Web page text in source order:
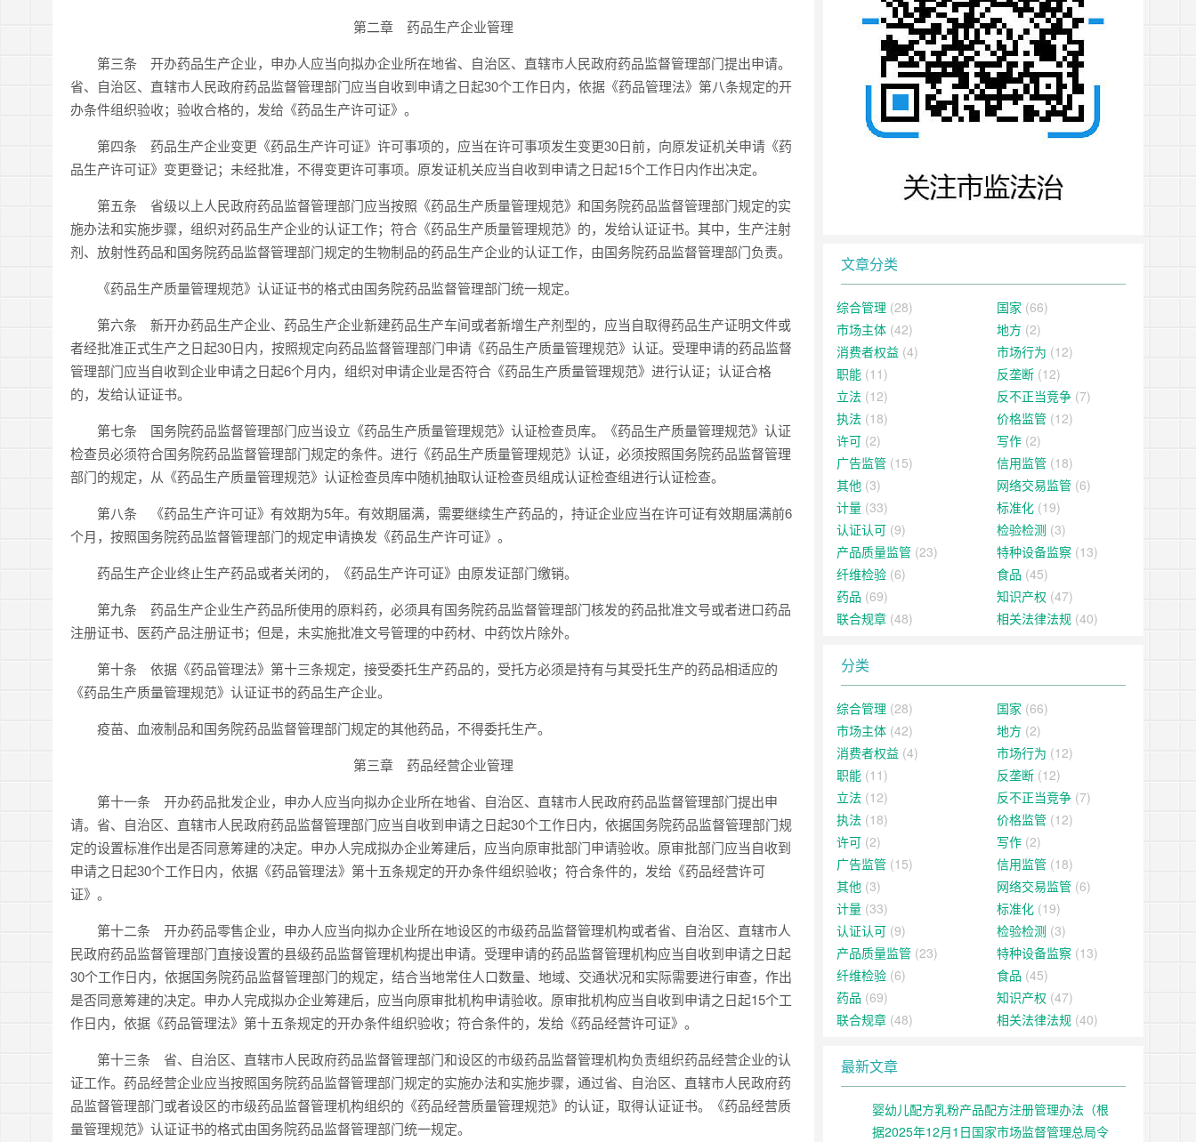
第二章 药品生产企业管理
第三条 开办药品生产企业，申办人应当向拟办企业所在地省、自治区、直辖市人民政府药品监督管理部门提出申请。
省、自治区、直辖市人民政府药品监督管理部门应当自收到申请之日起30个工作日内，依据《药品管理法》第八条规定的开
办条件组织验收；验收合格的，发给《药品生产许可证》。
第四条 药品生产企业变更《药品生产许可证》许可事项的，应当在许可事项发生变更30日前，向原发证机关申请《药
品生产许可证》变更登记；未经批准，不得变更许可事项。原发证机关应当自收到申请之日起15个工作日内作出决定。
第五条 省级以上人民政府药品监督管理部门应当按照《药品生产质量管理规范》和国务院药品监督管理部门规定的实
施办法和实施步骤，组织对药品生产企业的认证工作；符合《药品生产质量管理规范》的，发给认证证书。其中，生产注射
剂、放射性药品和国务院药品监督管理部门规定的生物制品的药品生产企业的认证工作，由国务院药品监督管理部门负责。
《药品生产质量管理规范》认证证书的格式由国务院药品监督管理部门统一规定。
第六条 新开办药品生产企业、药品生产企业新建药品生产车间或者新增生产剂型的，应当自取得药品生产证明文件或
者经批准正式生产之日起30日内，按照规定向药品监督管理部门申请《药品生产质量管理规范》认证。受理申请的药品监督
管理部门应当自收到企业申请之日起6个月内，组织对申请企业是否符合《药品生产质量管理规范》进行认证；认证合格
的，发给认证证书。
第七条 国务院药品监督管理部门应当设立《药品生产质量管理规范》认证检查员库。《药品生产质量管理规范》认证
检查员必须符合国务院药品监督管理部门规定的条件。进行《药品生产质量管理规范》认证，必须按照国务院药品监督管理
部门的规定，从《药品生产质量管理规范》认证检查员库中随机抽取认证检查员组成认证检查组进行认证检查。
第八条 《药品生产许可证》有效期为5年。有效期届满，需要继续生产药品的，持证企业应当在许可证有效期届满前6
个月，按照国务院药品监督管理部门的规定申请换发《药品生产许可证》。
药品生产企业终止生产药品或者关闭的，《药品生产许可证》由原发证部门缴销。
第九条 药品生产企业生产药品所使用的原料药，必须具有国务院药品监督管理部门核发的药品批准文号或者进口药品
注册证书、医药产品注册证书；但是，未实施批准文号管理的中药材、中药饮片除外。
第十条 依据《药品管理法》第十三条规定，接受委托生产药品的，受托方必须是持有与其受托生产的药品相适应的
《药品生产质量管理规范》认证证书的药品生产企业。
疫苗、血液制品和国务院药品监督管理部门规定的其他药品，不得委托生产。
第三章 药品经营企业管理
第十一条 开办药品批发企业，申办人应当向拟办企业所在地省、自治区、直辖市人民政府药品监督管理部门提出申
请。省、自治区、直辖市人民政府药品监督管理部门应当自收到申请之日起30个工作日内，依据国务院药品监督管理部门规
定的设置标准作出是否同意筹建的决定。申办人完成拟办企业筹建后，应当向原审批部门申请验收。原审批部门应当自收到
申请之日起30个工作日内，依据《药品管理法》第十五条规定的开办条件组织验收；符合条件的，发给《药品经营许可
证》。
第十二条 开办药品零售企业，申办人应当向拟办企业所在地设区的市级药品监督管理机构或者省、自治区、直辖市人
民政府药品监督管理部门直接设置的县级药品监督管理机构提出申请。受理申请的药品监督管理机构应当自收到申请之日起
30个工作日内，依据国务院药品监督管理部门的规定，结合当地常住人口数量、地域、交通状况和实际需要进行审查，作出
是否同意筹建的决定。申办人完成拟办企业筹建后，应当向原审批机构申请验收。原审批机构应当自收到申请之日起15个工
作日内，依据《药品管理法》第十五条规定的开办条件组织验收；符合条件的，发给《药品经营许可证》。
第十三条 省、自治区、直辖市人民政府药品监督管理部门和设区的市级药品监督管理机构负责组织药品经营企业的认
证工作。药品经营企业应当按照国务院药品监督管理部门规定的实施办法和实施步骤，通过省、自治区、直辖市人民政府药
品监督管理部门或者设区的市级药品监督管理机构组织的《药品经营质量管理规范》的认证，取得认证证书。《药品经营质
量管理规范》认证证书的格式由国务院药品监督管理部门统一规定。
文章分类
综合管理 (28) 国家 (66)
市场主体 (42) 地方 (2)
消费者权益 (4) 市场行为 (12)
职能 (11) 反垄断 (12)
立法 (12) 反不正当竞争 (7)
执法 (18) 价格监管 (12)
许可 (2) 写作 (2)
广告监管 (15) 信用监管 (18)
其他 (3) 网络交易监管 (6)
计量 (33) 标准化 (19)
认证认可 (9) 检验检测 (3)
产品质量监管 (23) 特种设备监察 (13)
纤维检验 (6) 食品 (45)
药品 (69) 知识产权 (47)
联合规章 (48) 相关法律法规 (40)
分类
综合管理 (28) 国家 (66)
市场主体 (42) 地方 (2)
消费者权益 (4) 市场行为 (12)
职能 (11) 反垄断 (12)
立法 (12) 反不正当竞争 (7)
执法 (18) 价格监管 (12)
许可 (2) 写作 (2)
广告监管 (15) 信用监管 (18)
其他 (3) 网络交易监管 (6)
计量 (33) 标准化 (19)
认证认可 (9) 检验检测 (3)
产品质量监管 (23) 特种设备监察 (13)
纤维检验 (6) 食品 (45)
药品 (69) 知识产权 (47)
联合规章 (48) 相关法律法规 (40)
最新文章
婴幼儿配方乳粉产品配方注册管理办法（根
据2025年12月1日国家市场监督管理总局令